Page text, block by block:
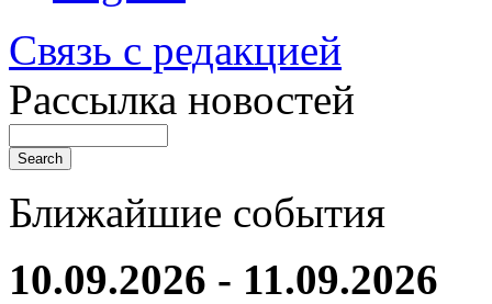
Связь с редакцией
Рассылка новостей
Ближайшие события
10.09.2026 - 11.09.2026